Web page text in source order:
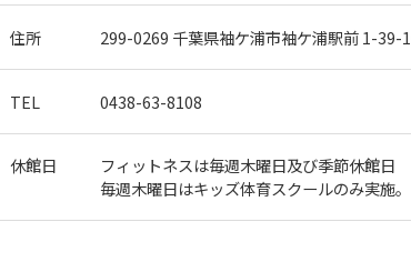
住所 299-0269 千葉県袖ケ浦市袖ケ浦駅前 1-39-
TEL 0438-63-8108
休館日
フィットネスは毎週木曜日及び季節休館日
毎週木曜日はキッズ体育スクールのみ実施
the